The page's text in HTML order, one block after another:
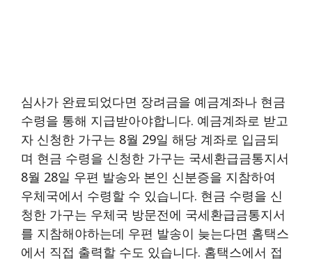
심사가 완료되었다면 장려금을 예금계좌나 현금
수령을 통해 지급받아야합니다. 예금계좌로 받고
자 신청한 가구는 8월 29일 해당 계좌로 입금되
며 현금 수령을 신청한 가구는 국세환급금통지서
8월 28일 우편 발송와 본인 신분증을 지참하여
우체국에서 수령할 수 있습니다. 현금 수령을 신
청한 가구는 우체국 방문전에 국세환급금통지서
를 지참해야하는데 우편 발송이 늦는다면 홈택스
에서 직접 출력할 수도 있습니다. 홈택스에서 접